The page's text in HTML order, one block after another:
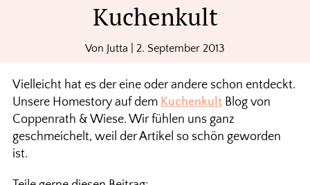
Kuchenkult
Von Jutta 2. September 2013
Vielleicht hat es der eine oder andere schon entdeckt.
Unsere Homestory auf dem KuchenkultBlog von
Coppenrath & Wiese. Wir fühlen uns ganz
geschmeichelt, weil der Artikel so schön geworden
ist.